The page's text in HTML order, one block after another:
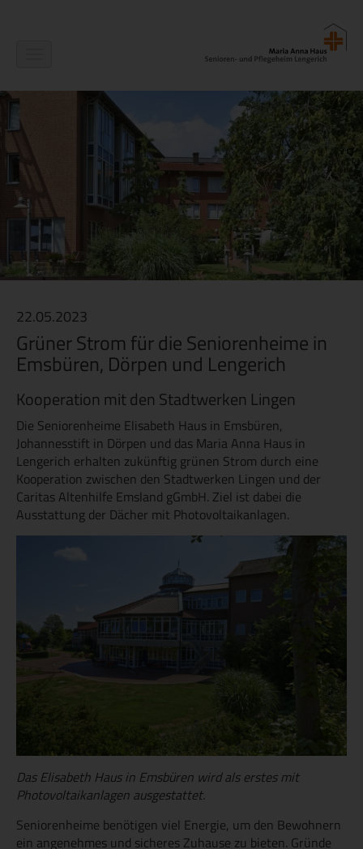
22.05.2023
Grüner Strom für die Seniorenheime in
Emsbüren, Dörpen und Lengerich
Kooperation mit den Stadtwerken Lingen
Die Seniorenheime Elisabeth Haus in Emsbüren,
Johannesstift in Dörpen und das Maria Anna Haus in
Lengerich erhalten zukünftig grünen Strom durch eine
Kooperation zwischen den Stadtwerken Lingen und der
Caritas Altenhilfe Emsland gGmbH. Ziel ist dabei die
Ausstattung der Dächer mit Photovoltaikanlagen.
Das Elisabeth Haus in Emsbüren wird als erstes mit
Photovoltaikanlagen ausgestattet.
Seniorenheime benötigen viel Energie, um den Bewohnern
ein angenehmes und sicheres Zuhause zu bieten. Gründe